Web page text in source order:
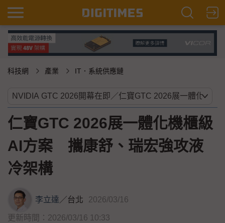
科技網 產業 IT．系統供應鏈
仁寶GTC 2026展一體化機櫃級
AI方案 攜康舒、瑞宏強攻液
冷架構
李立達／台北 2026/03/16
更新時間：2026/03/16 10:33